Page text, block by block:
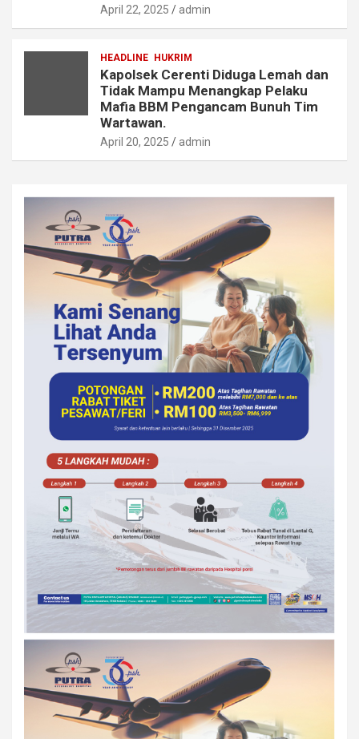
April 22, 2025 admin
HEADLINE HUKRIM
Kapolsek Cerenti Diduga Lemah dan
Tidak Mampu Menangkap Pelaku
Mafia BBM Pengancam Bunuh Tim
Wartawan.
April 20, 2025 admin